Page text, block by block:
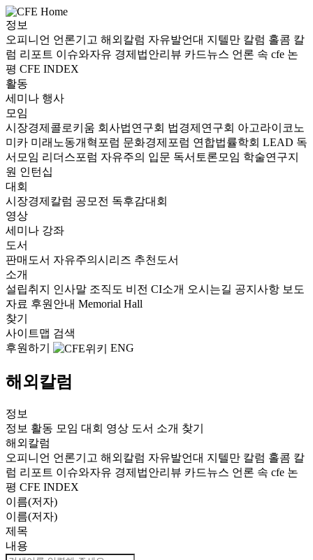
정보
오피니언 언론기고 해외칼럼 자유발언대 지텔만 칼럼 홀콤 칼
럼 리포트 이슈와자유 경제법안리뷰 카드뉴스 언론 속 cfe 논
평 CFE INDEX
활동
세미나 행사
모임
시장경제콜로키움 회사법연구회 법경제연구회 아고라이코노
미카 미래노동개혁포럼 문화경제포럼 연합법률학회 LEAD 독
서모임 리더스포럼 자유주의 입문 독서토론모임 학술연구지
원 인턴십
대회
시장경제칼럼 공모전 독후감대회
영상
세미나 강좌
도서
판매도서 자유주의시리즈 추천도서
소개
설립취지 인사말 조직도 비전 CI소개 오시는길 공지사항 보도
자료 후원안내 Memorial Hall
찾기
사이트맵 검색
후원하기
ENG
해외칼럼
정보
정보 활동 모임 대회 영상 도서 소개 찾기
해외칼럼
오피니언 언론기고 해외칼럼 자유발언대 지텔만 칼럼 홀콤 칼
럼 리포트 이슈와자유 경제법안리뷰 카드뉴스 언론 속 cfe 논
평 CFE INDEX
이름(저자)
이름(저자)
제목
내용